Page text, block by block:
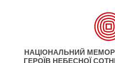
НАЦІОНАЛЬНИЙ
ГЕРОЇВ НЕБЕСНОЇ